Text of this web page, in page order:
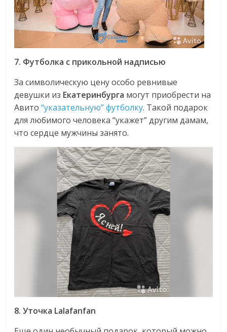
7. Футболка с прикольной надписью
За символическую цену особо ревнивые
девушки из Екатеринбурга могут приобрести на
Авито“указательную” футболку. Такой подарок
для любимого человека “укажет” другим дамам,
что сердце мужчины занято.
8. Уточка Lalafanfan